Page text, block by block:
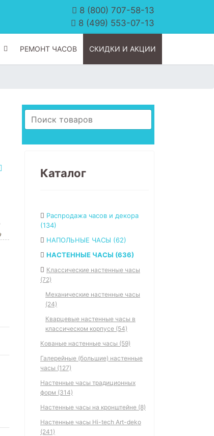
8 (800) 707-58-13
8 (499) 553-07-13
РЕМОНТ ЧАСОВ СКИДКИ И АКЦИИ
Каталог
Распродажа часов и декора
(134)
НАПОЛЬНЫЕ ЧАСЫ (62)
НАСТЕННЫЕ ЧАСЫ (636)
Классические настенные часы
(72)
Механические настенные часы
(24)
Кварцевые настенные часы в
классическом корпусе (54)
Кованые настенные часы (59)
Галерейные (большие) настенные
часы (127)
Настенные часы традиционных
форм (314)
Настенные часы на кронштейне (8)
Настенные часы Hi-tech Art-deko
(241)